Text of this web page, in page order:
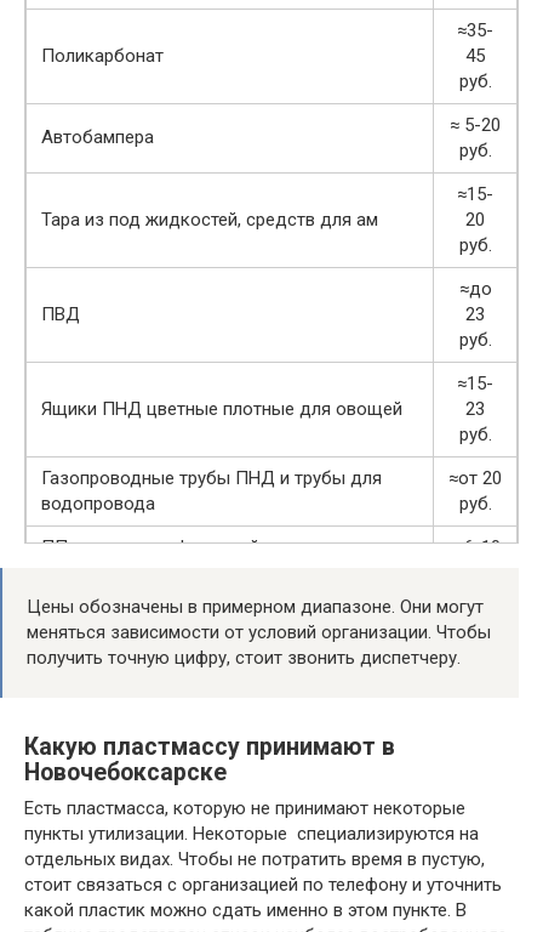
Поликарбонат
≈35-
45
руб.
Автобампера
≈ 5-20
руб.
Тара из под жидкостей, средств для ам
≈15-
20
руб.
ПВД
≈до
23
руб.
Ящики ПНД цветные плотные для овощей
≈15-
23
руб.
Газопроводные трубы ПНД и трубы для
водопровода
≈от 20
руб.
ПП ящики с перфорацией для
≈ 6-10
ПЭТ — разнообразные пластиковые
флаконы, бутылочку,
большие бутыли для воды
≈12-
18
руб.
Первичная чистая пленка-стрейч
руб.
Полистироловый лом
≈от 12
руб.
Цены обозначены в примерном диапазоне. Они могут
меняться зависимости от условий организации. Чтобы
получить точную цифру, стоит звонить диспетчеру.
Какую пластмассу принимают в
Новочебоксарске
Есть пластмасса, которую не принимают некоторые
пункты утилизации. Некоторые специализируются на
отдельных видах. Чтобы не потратить время в пустую,
стоит связаться с организацией по телефону и уточнить
какой пластик можно сдать именно в этом пункте. В